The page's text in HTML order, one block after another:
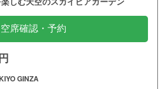
空席確認・予約
GINZA